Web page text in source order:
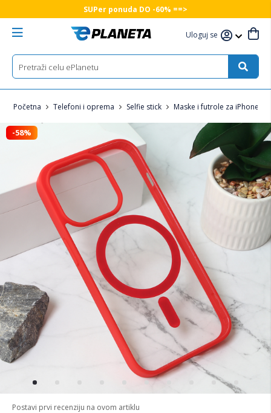
SUPer ponuda DO -60% ==>
Uloguj se
Početna Telefoni i oprema Selfie stick Maske i futrole za iPhone
Postavi prvi recenziju na ovom artiklu
-58%